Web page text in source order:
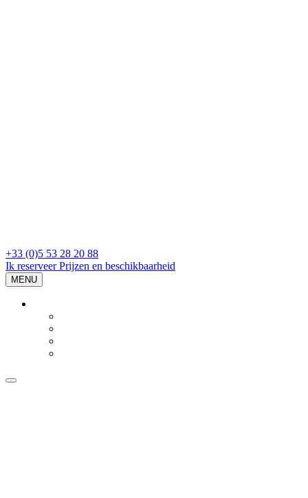
+33 (0)5 53 28 20 88
Ik reserveer Prijzen en beschikbaarheid
MENU